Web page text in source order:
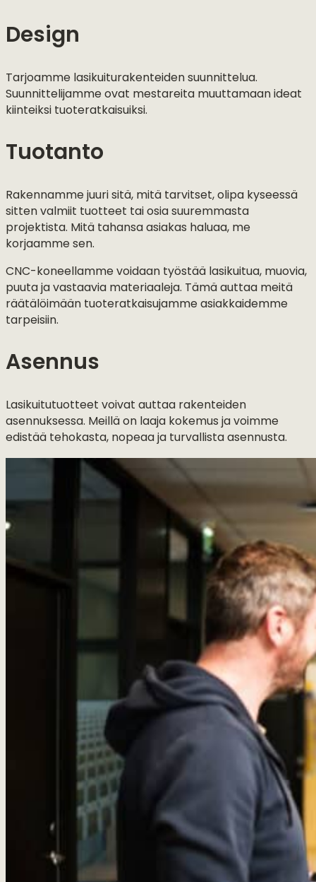
Design
Tarjoamme lasikuiturakenteiden suunnittelua.
Suunnittelijamme ovat mestareita muuttamaan ideat
kiinteiksi tuoteratkaisuiksi.
Tuotanto
Rakennamme juuri sitä, mitä tarvitset, olipa kyseessä
sitten valmiit tuotteet tai osia suuremmasta
projektista. Mitä tahansa asiakas haluaa, me
korjaamme sen.
CNC-koneellamme voidaan työstää lasikuitua, muovia,
puuta ja vastaavia materiaaleja. Tämä auttaa meitä
räätälöimään tuoteratkaisujamme asiakkaidemme
tarpeisiin.
Asennus
Lasikuitutuotteet voivat auttaa rakenteiden
asennuksessa. Meillä on laaja kokemus ja voimme
edistää tehokasta, nopeaa ja turvallista asennusta.